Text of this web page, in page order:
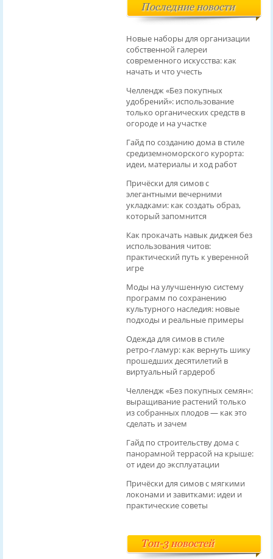
Последние новости
Новые наборы для организации
собственной галереи
современного искусства: как
начать и что учесть
Челлендж «Без покупных
удобрений»: использование
только органических средств в
огороде и на участке
Гайд по созданию дома в стиле
средиземноморского курорта:
идеи, материалы и ход работ
Причёски для симов с
элегантными вечерними
укладками: как создать образ,
который запомнится
Как прокачать навык диджея без
использования читов:
практический путь к уверенной
игре
Моды на улучшенную систему
программ по сохранению
культурного наследия: новые
подходы и реальные примеры
Одежда для симов в стиле
ретро‑гламур: как вернуть шику
прошедших десятилетий в
виртуальный гардероб
Челлендж «Без покупных семян»:
выращивание растений только
из собранных плодов — как это
сделать и зачем
Гайд по строительству дома с
панорамной террасой на крыше:
от идеи до эксплуатации
Причёски для симов с мягкими
локонами и завитками: идеи и
практические советы
Топ-3 новостей